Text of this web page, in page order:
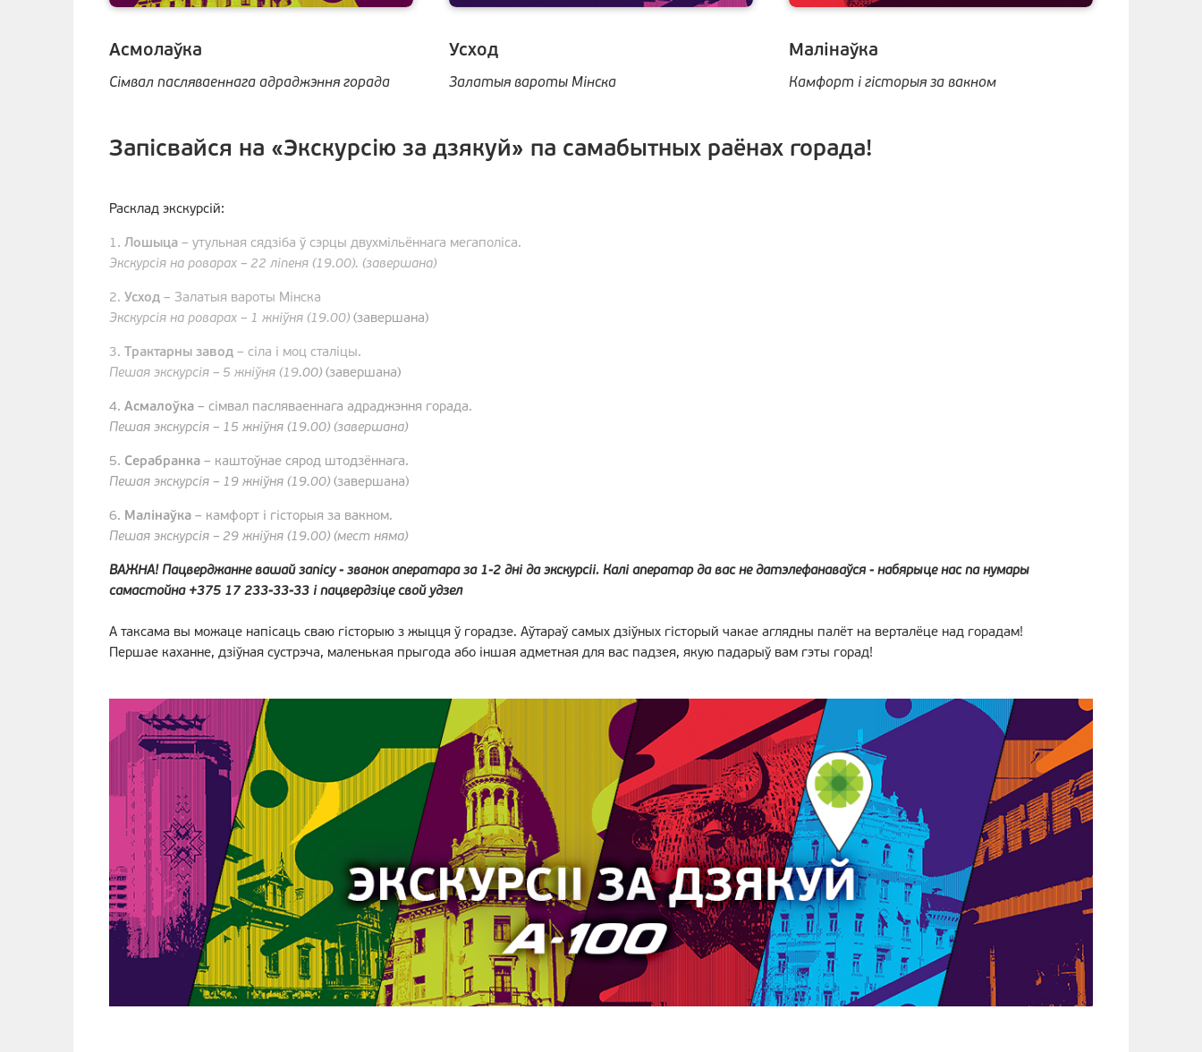
Асмолаўка
Сімвал пасляваеннага адраджэння горада
Усход
Залатыя вароты Мінска
Малінаўка
Камфорт і гісторыя за вакном
Запісвайся на «Экскурсію за дзякуй» па самабытных раёнах горада!
Расклад экскурсій:
1. Лошыца – утульная сядзіба ў сэрцы двухмільённага мегаполіса.
Экскурсія на роварах – 22 ліпеня (19.00). (завершана)
2. Усход – Залатыя вароты Мінска
Экскурсія на роварах – 1 жніўня (19.00) (завершана)
3. Трактарны завод – сіла і моц сталіцы.
Пешая экскурсія – 5 жніўня (19.00) (завершана)
4. Асмалоўка – сімвал пасляваеннага адраджэння горада.
Пешая экскурсія – 15 жніўня (19.00) (завершана)
5. Серабранка – каштоўнае сярод штодзённага.
Пешая экскурсія – 19 жніўня (19.00) (завершана)
6. Малінаўка – камфорт і гісторыя за вакном.
Пешая экскурсія – 29 жніўня (19.00) (мест няма)
ВАЖНА! Пацверджанне вашай запісу - званок аператара за 1-2 дні да экскурсіі. Калі аператар да вас не датэлефанаваўся - набярыце нас па нумары
самастойна +375 17 233-33-33 і пацвердзіце свой удзел
А таксама вы можаце напісаць сваю гісторыю з жыцця ў горадзе. Аўтараў самых дзіўных гісторый чакае аглядны палёт на верталёце над горадам!
Першае каханне, дзіўная сустрэча, маленькая прыгода або іншая адметная для вас падзея, якую падарыў вам гэты горад!